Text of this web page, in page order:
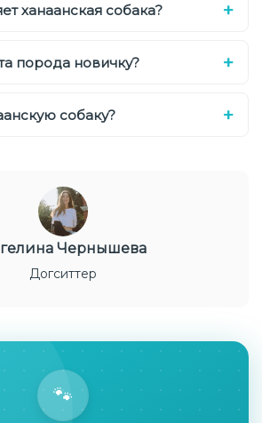
ханаанская собака?
порода новичку?
собаку?
Чернышева
Догситтер
🐾